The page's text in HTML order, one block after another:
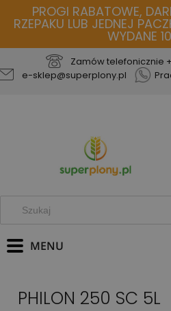
PROGI RABATOWE,
RZEPAKU LUB JEDNEJ
WYDANE
Zamów telefonicznie
e-sklep@superplony.pl
PHILON 250 SC 5L